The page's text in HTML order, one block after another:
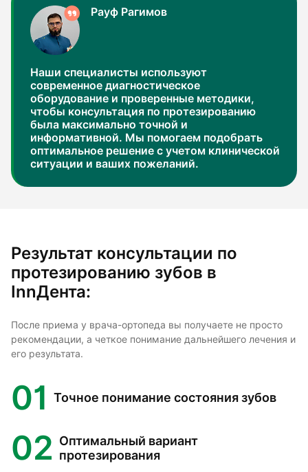
Рауф Рагимов
Наши специалисты используют
современное диагностическое
оборудование и проверенные методики,
чтобы консультация по протезированию
была максимально точной и
информативной. Мы помогаем подобрать
оптимальное решение с учетом клинической
ситуации и ваших пожеланий.
Результат консультации по
протезированию зубов в
InnДента:
После приема у врача-ортопеда вы получаете не просто
рекомендации, а четкое понимание дальнейшего лечения и
его результата.
01 Точное понимание состояния зубов
02 Оптимальный вариант
протезирования